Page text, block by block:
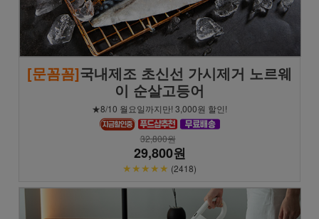
[문꼼꼼]국내제조 초신선 가시제거 노르웨
이 순살고등어
★8/10 월요일까지만! 3,000원 할인!
32,800원
29,800원
★★★★★ (2418)